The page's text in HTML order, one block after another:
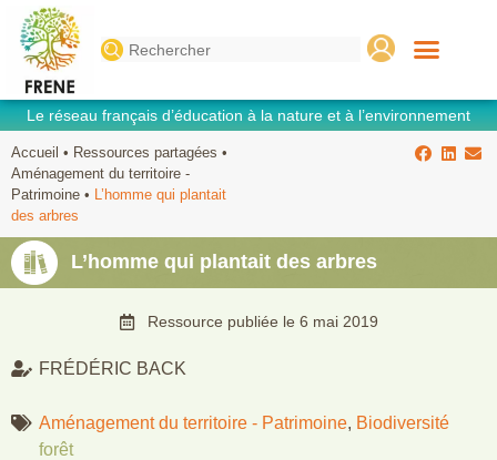
Search
for:
Le réseau français d’éducation à la nature et à l’environnement
Accueil • Ressources partagées •
Aménagement du territoire -
Patrimoine • L’homme qui plantait
des arbres
L’homme qui plantait des arbres
Ressource publiée le 6 mai 2019
FRÉDÉRIC BACK
Aménagement du territoire - Patrimoine, Biodiversité
forêt